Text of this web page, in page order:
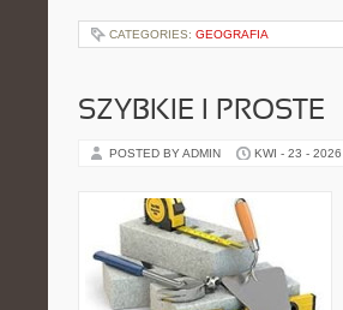
CATEGORIES: GEOGRAFIA
SZYBKIE I PROSTE
POSTED BY ADMIN KWI - 23 - 2026